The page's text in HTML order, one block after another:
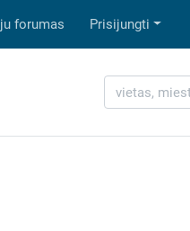
forumas Prisijungti